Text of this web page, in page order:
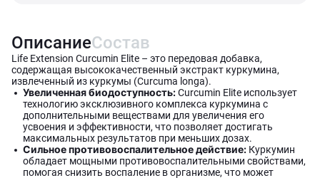
ОписаниеСостав
Life Extension Curcumin Elite – это передовая добавка,
содержащая высококачественный экстракт куркумина,
извлеченный из куркумы (Curcuma longa).
Увеличенная биодоступность:Curcumin Elite использует
технологию эксклюзивного комплекса куркумина с
дополнительными веществами для увеличения его
усвоения и эффективности, что позволяет достигать
максимальных результатов при меньших дозах.
Сильное противовоспалительное действие: Куркумин
обладает мощными противовоспалительными свойствами,
помогая снизить воспаление в организме, что может